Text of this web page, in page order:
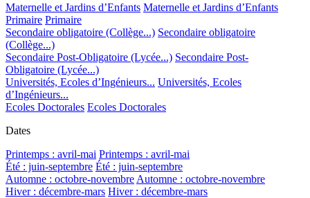
Maternelle et Jardins d’Enfants Maternelle et Jardins d’Enfants
Primaire Primaire
Secondaire obligatoire (Collège...) Secondaire obligatoire
(Collège...)
Secondaire Post-Obligatoire (Lycée...) Secondaire Post-
Obligatoire (Lycée...)
Universités, Ecoles d’Ingénieurs... Universités, Ecoles
d’Ingénieurs...
Ecoles Doctorales Ecoles Doctorales
Dates
Printemps : avril-mai Printemps : avril-mai
Été : juin-septembre Été : juin-septembre
Automne : octobre-novembre Automne : octobre-novembre
Hiver : décembre-mars Hiver : décembre-mars